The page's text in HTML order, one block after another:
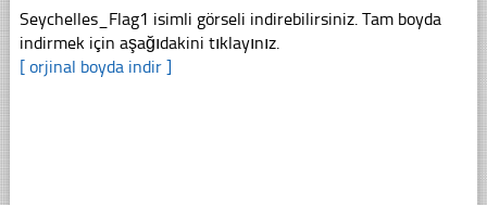
Seychelles_Flag1 isimli görseli indirebilirsiniz. Tam boyda
indirmek için aşağıdakini tıklayınız.
[ orjinal boyda indir ]